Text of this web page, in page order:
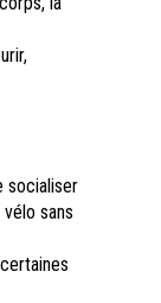
socialiser
sans